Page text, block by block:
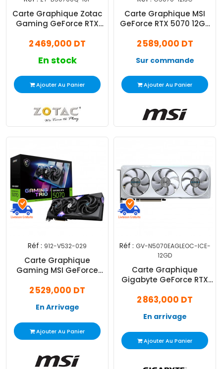
Carte Graphique Zotac
Gaming GeForce RTX
Edge OC
2 469,000 DT
En stock
Ajouter Au Panier
Carte Graphique MSI
GeForce RTX 5070 12Go
2 589,000 DT
Sur commande
Ajouter Au Panier
Réf : 912-V532-029
Carte Graphique
Gaming MSI GeForce
Trio OC
2 529,000 DT
En Arrivage
Ajouter Au Panier
Réf : GV-N5070EAGLEOC-ICE-
12GD
Carte Graphique
Gigabyte GeForce RTX
GDDR7
2 863,000 DT
En arrivage
Ajouter Au Panier